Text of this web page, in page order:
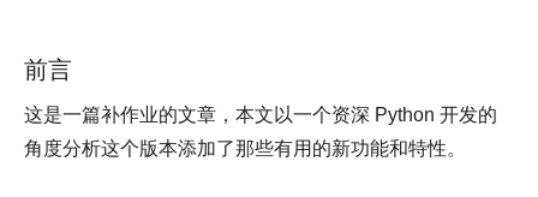
前言
这是一篇补作业的文章，本文以一个资深 Python 开发的
角度分析这个版本添加了那些有用的新功能和特性。